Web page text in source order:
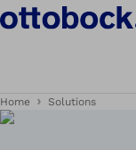
Home Solutions